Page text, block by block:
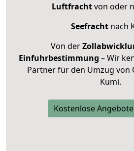
Luftfrachtvon oder
Seefracht nach
Von der
Einfuhrbestimmung – Wir
Partner für den Umzug von
Kumi.
Kostenlose